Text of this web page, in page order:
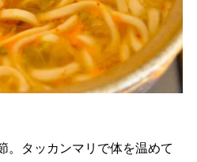
。タッカンマリで体を温めて